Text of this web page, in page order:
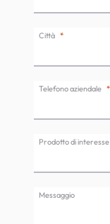
Città
Telefono aziendale
Prodotto di interesse
Messaggio